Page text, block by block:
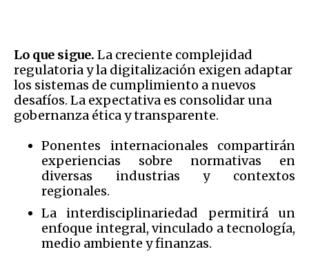
Lo que sigue. La creciente complejidad
regulatoria y la digitalización exigen adaptar
los sistemas de cumplimiento a nuevos
desafíos. La expectativa es consolidar una
gobernanza ética y transparente.
Ponentes internacionales compartirán
experiencias sobre normativas en
diversas industrias y contextos
regionales.
La interdisciplinariedad permitirá un
enfoque integral, vinculado a tecnología,
medio ambiente y finanzas.